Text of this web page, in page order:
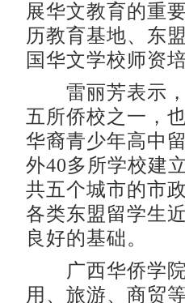
展华文教育的重
历教育基地、东
国华文学校师资
雷丽芳表示，
五所侨校之一，
华裔青少年高中
外40多所学校建
共五个城市的市
各类东盟留学生
良好的基础。
广西华侨学院
用、旅游、商贸